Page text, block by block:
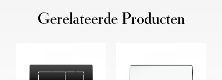
Gerelateerde Producten